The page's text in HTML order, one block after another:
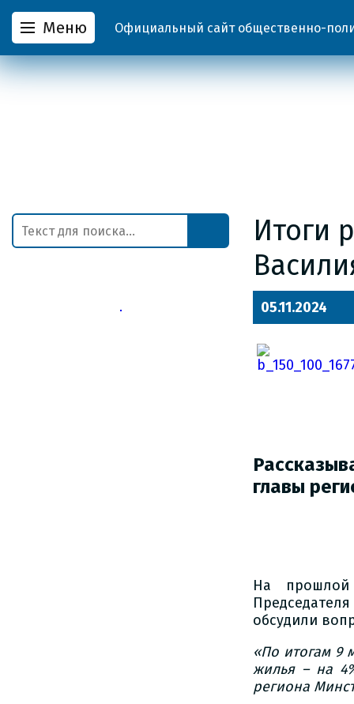
Меню Официальный сайт общественно-
Итоги
05.11.2024
главы
На прошлой
обсудили
«По итогам 9
жилья – на
региона